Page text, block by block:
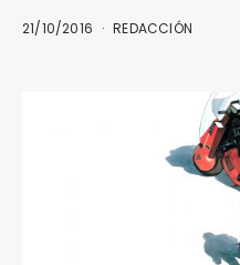
21/10/2016 REDACCIÓN